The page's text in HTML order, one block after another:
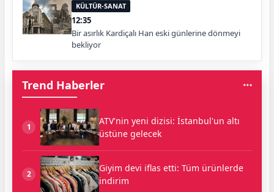
KÜLTÜR-SANAT
12:35
Bir asırlık Kardiçalı Han eski günlerine dönmeyi
bekliyor
Trend Haberler
1
ATV'nin yeni dizisi: İstanbul'un altı
üstüne gelecek
2
Giyim devi iflas etti: Tüm ürünlerde
indirim